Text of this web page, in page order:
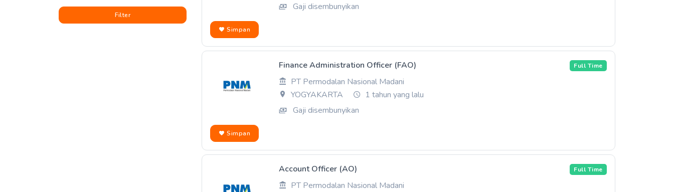
Filter
Gaji disembunyikan
Simpan
Finance Administration Officer (FAO)
PT Permodalan Nasional Madani
YOGYAKARTA
1 tahun yang lalu
Gaji disembunyikan
Full Time
Simpan
Account Officer (AO)
PT Permodalan Nasional Madani
Full Time